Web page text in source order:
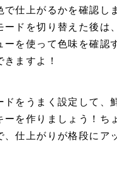
で仕上がるかを確認し
ードを切り替えた後は
ーを使って色味を確認
きますよ！
ドをうまく設定して、
ーを作りましょう！ち
、仕上がりが格段にア